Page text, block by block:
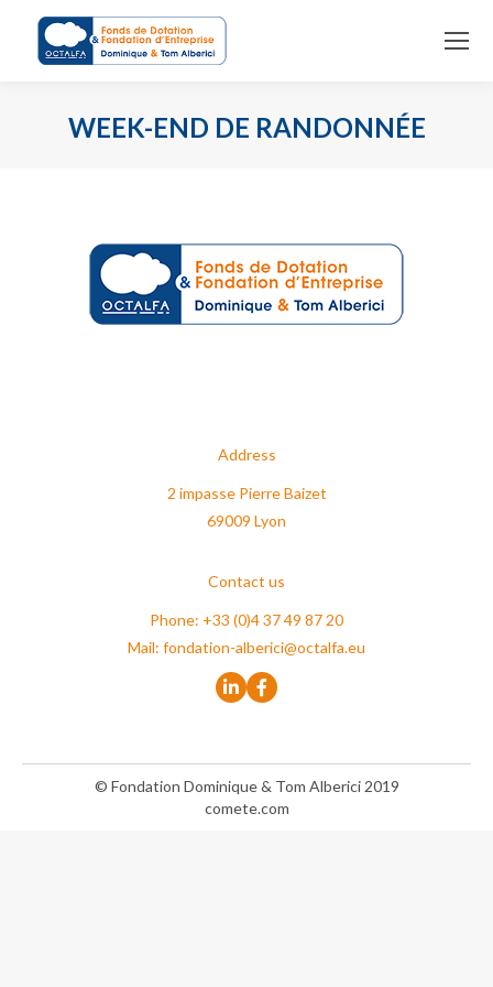
WEEK-END DE RANDONNÉE
Address
2 impasse Pierre Baizet
69009 Lyon
Contact us
Phone: +33 (0)4 37 49 87 20
Mail: fondation-alberici@octalfa.eu
© Fondation Dominique & Tom Alberici 2019
comete.com